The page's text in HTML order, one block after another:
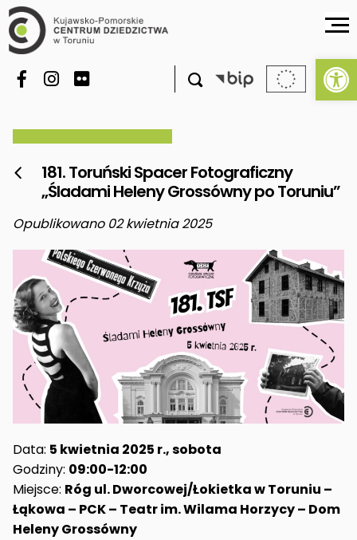


181. Toruński Spacer Fotograficzny
„Śladami Heleny Grossówny po Toruniu”
Opublikowano 02 kwietnia 2025
Data: 5 kwietnia 2025 r., sobota
Godziny: 09:00-12:00
Miejsce: Róg ul. Dworcowej/Łokietka w Toruniu –
Łąkowa – PCK – Teatr im. Wilama Horzycy – Dom
Heleny Grossówny